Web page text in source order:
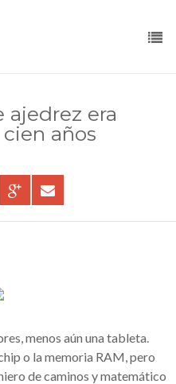
ajedrez era
años
menos aún una tableta.
o la memoria RAM, pero
de caminos y matemático